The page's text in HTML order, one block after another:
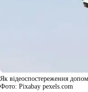
Як відеоспостереження
Фото: Pixabay pexels.com